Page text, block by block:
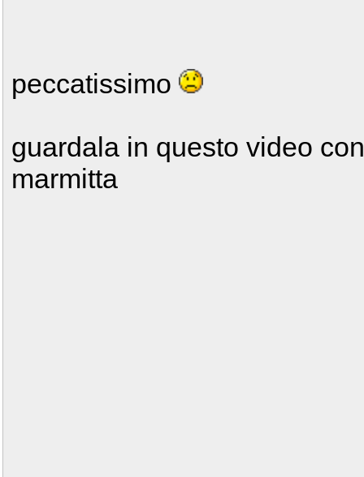
peccatissimo
guardala in questo video
marmitta